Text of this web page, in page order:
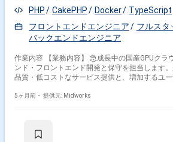
PHP
CakePHP Docker
TypeScript
フロントエンドエンジニア
フルスタ
バックエンドエンジニア
作業内容 【業務内容】 急成長中の国産GPUクラウドサービスのバックエ
ンド・フロントエンド開発と保守を担当します
品質・低コストなサービス提供と、増加するユ
用いたバックエンド、フロントエンド開発 ・MySQLデータベースを用い
5ヶ月前・ 提供元: Midworks